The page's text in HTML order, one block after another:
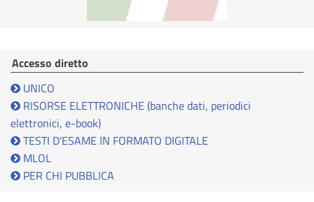
Accesso diretto
UNICO
RISORSE ELETTRONICHE (banche dati, periodici
elettronici, e-book)
TESTI D'ESAME IN FORMATO DIGITALE
MLOL
PER CHI PUBBLICA